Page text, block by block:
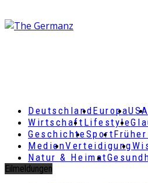
DeutschlandEuropa
Wirtschaft Lifestyle
GeschichteSport
MedienVerteidigung
Natur & Heimat
Eilmeldungen